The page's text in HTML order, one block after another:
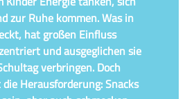
zur Ruhe kommen. Was in
hat großen Einfluss
und ausgeglichen sie
verbringen. Doch
Herausforderung: Snacks